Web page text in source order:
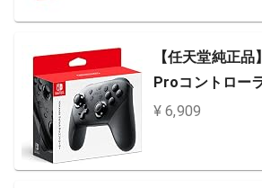
【任天堂純正
Proコントロー
¥ 6,909